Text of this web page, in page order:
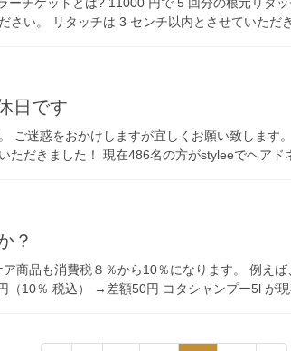
さい。 リタッチは 3 センチ以内とさせていただ
日です
ご迷惑をおかけしますが宜しくお願い致します
ただきました！ 現在486名の方がstyleeでヘア
？
商品も消費税８％から10％になります。 例え
（10％ 税込） →差額50円 コタシャンプー5l が